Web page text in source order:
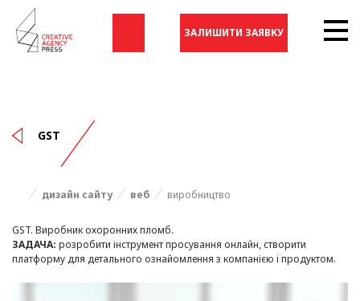
ЗАЛИШИТИ ЗАЯВКУ
GST
дизайн сайту веб виробництво
GST. Виробник охоронних пломб.
ЗАДАЧА: розробити інструмент просування онлайн, створити
платформу для детального ознайомлення з компанією і продуктом.